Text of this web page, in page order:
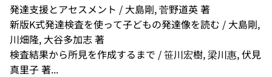
発達支援とアセスメント / 大島剛, 菅野道英 著
新版K式発達検査を使って子どもの発達像を読む / 大島剛,
川畑隆, 大谷多加志 著
検査結果から所見を作成するまで / 笹川宏樹, 梁川惠, 伏見
真里子 著...